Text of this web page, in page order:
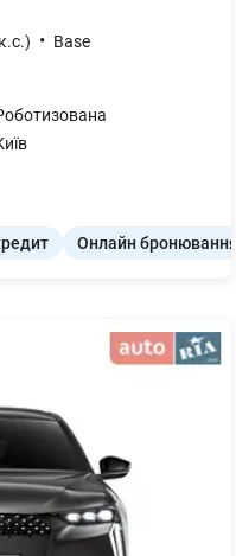
• Base
Онлайн